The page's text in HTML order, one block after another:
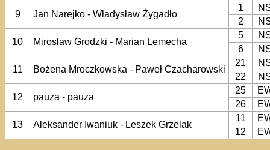
9
Jan Narejko - Władysław Żygadło
1
2
10
Mirosław Grodzki - Marian Lemecha
5
6
11
Bożena Mroczkowska - Paweł Czacharowski
21
22
12
pauza - pauza
25
26
13
Aleksander Iwaniuk - Leszek Grzelak
11
12